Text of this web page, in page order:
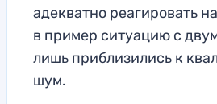
адекватно реагировать
в пример ситуацию с
лишь приблизились к
шум.